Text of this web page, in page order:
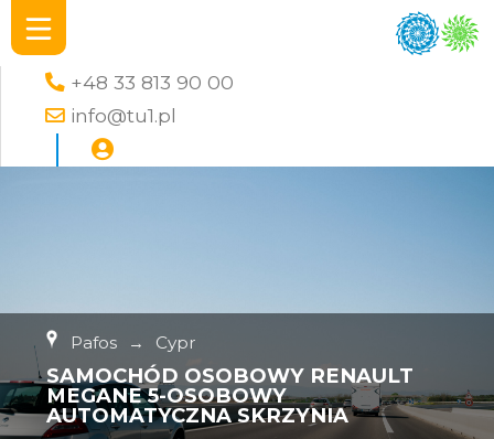
+48 33 813 90 00
info@tu1.pl
Pafos → Cypr
SAMOCHÓD OSOBOWY RENAULT
MEGANE 5-OSOBOWY
AUTOMATYCZNA SKRZYNIA